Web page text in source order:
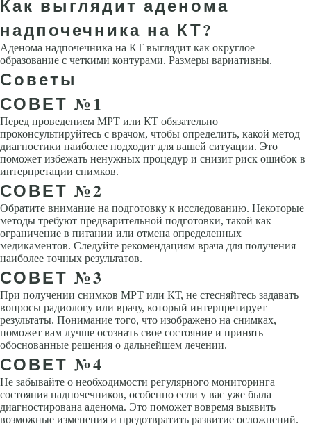
Как выглядит аденома
надпочечника на КТ?
Аденома надпочечника на КТ выглядит как округлое
образование с четкими контурами. Размеры вариативны.
Советы
СОВЕТ №1
Перед проведением МРТ или КТ обязательно
проконсультируйтесь с врачом, чтобы определить, какой метод
диагностики наиболее подходит для вашей ситуации. Это
поможет избежать ненужных процедур и снизит риск ошибок в
интерпретации снимков.
СОВЕТ №2
Обратите внимание на подготовку к исследованию. Некоторые
методы требуют предварительной подготовки, такой как
ограничение в питании или отмена определенных
медикаментов. Следуйте рекомендациям врача для получения
наиболее точных результатов.
СОВЕТ №3
При получении снимков МРТ или КТ, не стесняйтесь задавать
вопросы радиологу или врачу, который интерпретирует
результаты. Понимание того, что изображено на снимках,
поможет вам лучше осознать свое состояние и принять
обоснованные решения о дальнейшем лечении.
СОВЕТ №4
Не забывайте о необходимости регулярного мониторинга
состояния надпочечников, особенно если у вас уже была
диагностирована аденома. Это поможет вовремя выявить
возможные изменения и предотвратить развитие осложнений.